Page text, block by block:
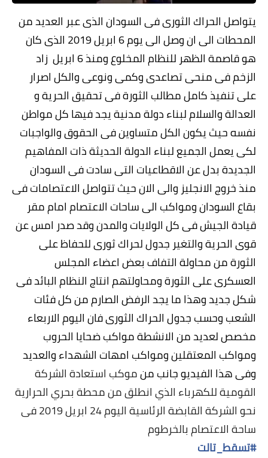
مواضيع عامة
يتواصل الحراك الثورى فى السودان الذى عبر العديد من
المحطات الى ان وصل الى يوم 6 ابريل 2019 الذى كان
هو قاصمة الظهر للنظام المخلوع ومنذ 6 ابريل زاد
الزخم فى منحى تصاعدى وكمى ونوعى والكل اصرار
على تنفيذ كامل مطالب الثورة فى تحقيق الحرية و
العدالة والسلام لبناء دولة مدنية يجد فيها كل مواطن
نفسه حيث يكون الكل متساوين فى الحقوق والواجبات
لكى يعمل الجميع لبناء الدولة الحديثة ذات المفاهيم
الجديدة بدل عن الاقطاعيات التى سادت فى السودان
منذ خروج الانجليز والى الان حيث تتواصل الاعتصامات فى
بقاع السودان ومواكب الى ساحات الاعتصام امام مقر
قيادة الجيش فى كل الولايات والمدن وقد صدر امس عن
قوى الحرية والتغير جدول لحراك ثورى للحفاظ على
الثورة من محاولة التفاف بعض اعضاء المجلس
العسكرى على الثورة ومحاولتهم انتاج النظام البائد فى
شكل جديد وهذا ما يجد الرفض الصارم من كل فئات
الشعب وحسب جدول الحراك الثورى فان اليوم الاربعاء
مخصص لعديد من الانشطة مواكب ضحايا الحروب
ومواكب المعتقلين ومواكب امهات الشهداء والعديد
وفى هذا الفيديو جانب منموكب استعادة الشركة
القومية للكهرباء الذي انطلق من محطة بحري الحرارية
نحو الشركة القابضة الرئاسية اليوم 24 ابريل 2019 فى
ساحة الاعتصام بالخرطوم
#تسقط_تالت